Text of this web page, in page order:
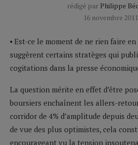
rédigé par Philippe
16 novembre 2011
▪ Est-ce le moment de ne rien faire
suggèrent certains stratèges qui
cogitations dans la presse
La question mérite en effet d’être
boursiers enchaînent les allers-
corridor de 4% d’amplitude depuis
de vue des plus optimistes, cela
encourageant vu la tension